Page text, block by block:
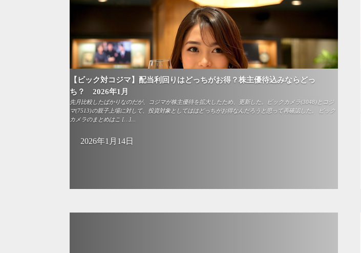
【ビック対コジマ】配当利回りはどっちがお得？株主優待込みならどっ
ち？ 2026年1月
先月比較したばかりなのだが、コジマが株主優待を拡大したため、更新した。ビックカメラ(3048)とコジ
マ(7513)の親子上場に対して、投資対象としてははどっちがお得なんだろうと思って再確認した。 ビック
カメラのまとめはこ […]...
2026年1月14日